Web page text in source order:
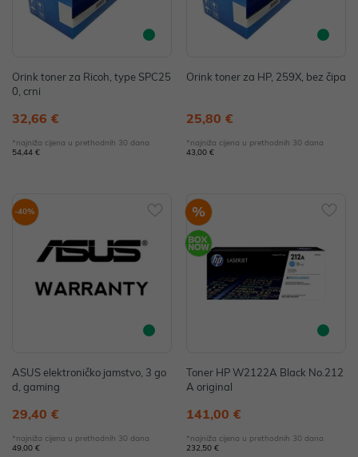
Orink toner za Ricoh, type SPC25
0, crni
32,66 €
*najniža cijena u prethodnih 30 dana
54,44 €
Orink toner za HP, 259X, bez čipa
25,80 €
*najniža cijena u prethodnih 30 dana
43,00 €
-40%
ASUS elektroničko jamstvo, 3 go
d, gaming
29,40 €
*najniža cijena u prethodnih 30 dana
49,00 €
%
Toner HP W2122A Black No.212
A original
141,00 €
*najniža cijena u prethodnih 30 dana
232,50 €